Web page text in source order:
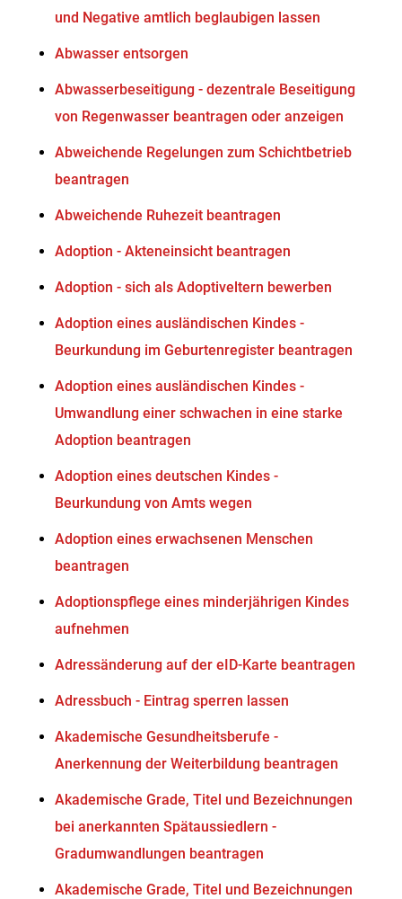
und Negative amtlich beglaubigen lassen
Abwasser entsorgen
Abwasserbeseitigung - dezentrale Beseitigung
von Regenwasser beantragen oder anzeigen
Abweichende Regelungen zum Schichtbetrieb
beantragen
Abweichende Ruhezeit beantragen
Adoption - Akteneinsicht beantragen
Adoption - sich als Adoptiveltern bewerben
Adoption eines ausländischen Kindes -
Beurkundung im Geburtenregister beantragen
Adoption eines ausländischen Kindes -
Umwandlung einer schwachen in eine starke
Adoption beantragen
Adoption eines deutschen Kindes -
Beurkundung von Amts wegen
Adoption eines erwachsenen Menschen
beantragen
Adoptionspflege eines minderjährigen Kindes
aufnehmen
Adressänderung auf der eID-Karte beantragen
Adressbuch - Eintrag sperren lassen
Akademische Gesundheitsberufe -
Anerkennung der Weiterbildung beantragen
Akademische Grade, Titel und Bezeichnungen
bei anerkannten Spätaussiedlern -
Gradumwandlungen beantragen
Akademische Grade, Titel und Bezeichnungen